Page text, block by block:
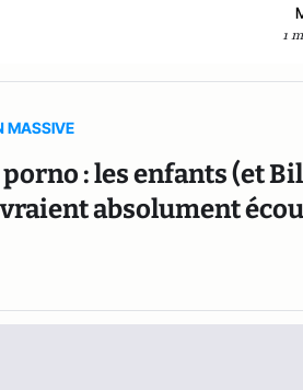
1
MASSIVE
: les enfants (et
absolument